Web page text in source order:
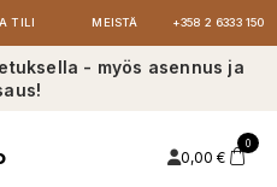
TILI MEISTÄ +358 2 6333 150
- myös asennus ja
0,00 €
0